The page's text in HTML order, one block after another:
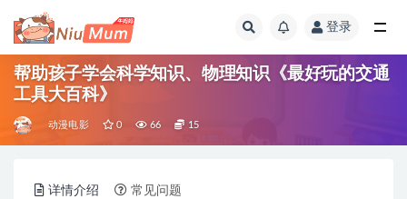
登录
帮助孩子学会科学知识、物理知识《最好玩的交通
工具大百科》
动漫电影 0 66 15
详情介绍 常见问题